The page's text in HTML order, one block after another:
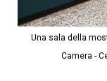
Una sala della
Camera -